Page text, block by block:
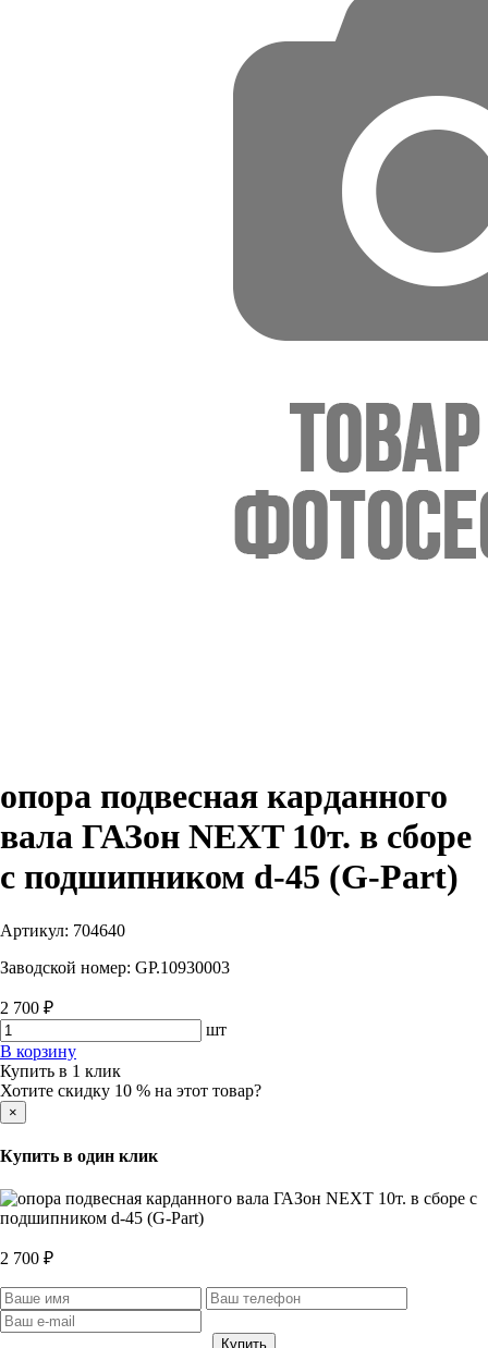
опора подвесная карданного
вала ГАЗон NEXT 10т. в сборе
с подшипником d-45 (G-Part)
Артикул: 704640
Заводской номер: GP.10930003
2 700 ₽
шт
В корзину
Купить в 1 клик
Хотите скидку 10 % на этот товар?
×
Купить в один клик
2 700 ₽